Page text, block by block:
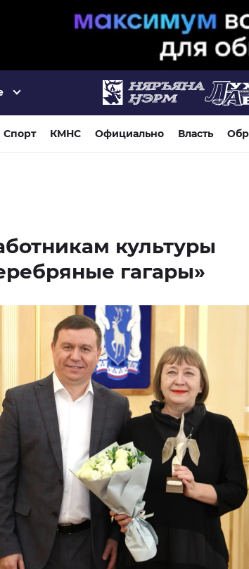
Спорт КМНС Официально Власть
культуры
гагары»